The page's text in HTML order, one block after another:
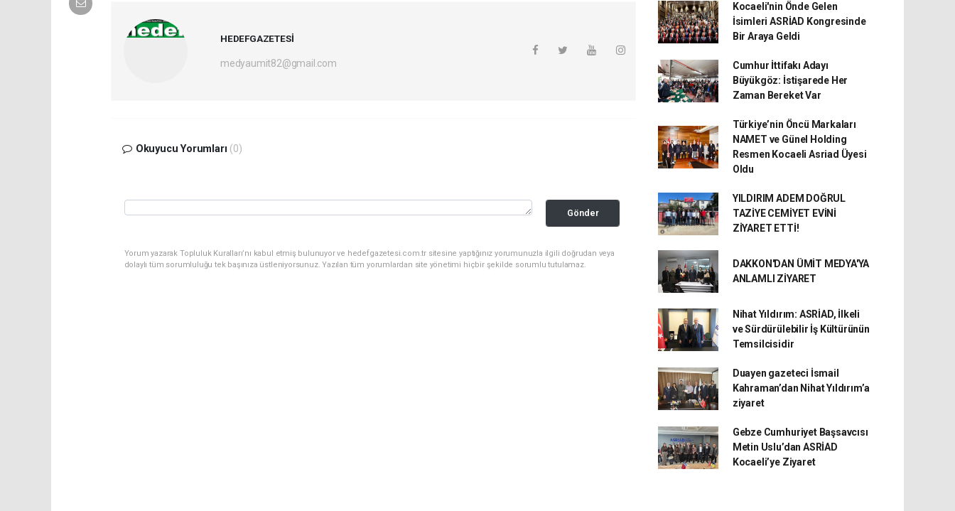
HEDEFGAZETESİ
medyaumit82@gmail.com
Okuyucu Yorumları (0)
Gönder
Yorum yazarak Topluluk Kuralları’nı kabul etmiş bulunuyor ve hedefgazetesi.com.tr sitesine yaptığınız yorumunuzla ilgili doğrudan veya
dolaylı tüm sorumluluğu tek başınıza üstleniyorsunuz. Yazılan tüm yorumlardan site yönetimi hiçbir şekilde sorumlu tutulamaz.
Kocaeli'nin Önde Gelen
İsimleri ASRİAD Kongresinde
Bir Araya Geldi
Cumhur İttifakı Adayı
Büyükgöz: İstişarede Her
Zaman Bereket Var
Türkiye’nin Öncü Markaları
NAMET ve Günel Holding
Resmen Kocaeli Asriad Üyesi
Oldu
YILDIRIM ADEM DOĞRUL
TAZİYE CEMİYET EVİNİ
ZİYARET ETTİ!
DAKKON'DAN ÜMİT MEDYA'YA
ANLAMLI ZİYARET
Nihat Yıldırım: ASRİAD, İlkeli
ve Sürdürülebilir İş Kültürünün
Temsilcisidir
Duayen gazeteci İsmail
Kahraman’dan Nihat Yıldırım’a
ziyaret
Gebze Cumhuriyet Başsavcısı
Metin Uslu’dan ASRİAD
Kocaeli’ye Ziyaret